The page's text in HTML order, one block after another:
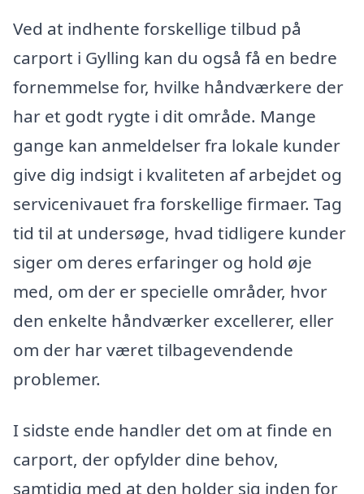
Ved at indhente forskellige tilbud på
carport i Gylling kan du også få en bedre
fornemmelse for, hvilke håndværkere der
har et godt rygte i dit område. Mange
gange kan anmeldelser fra lokale kunder
give dig indsigt i kvaliteten af arbejdet og
servicenivauet fra forskellige firmaer. Tag
tid til at undersøge, hvad tidligere kunder
siger om deres erfaringer og hold øje
med, om der er specielle områder, hvor
den enkelte håndværker excellerer, eller
om der har været tilbagevendende
problemer.
I sidste ende handler det om at finde en
carport, der opfylder dine behov,
samtidig med at den holder sig inden for